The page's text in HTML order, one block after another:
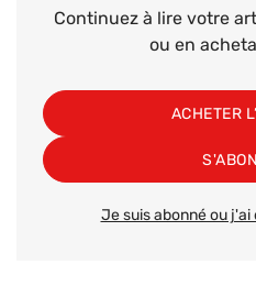
Continuez à lire votre
ou en
ACHETER
Je suis abonné ou